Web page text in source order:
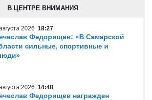
В ЦЕНТРЕ ВНИМАНИЯ
2026 18:27
Федорищев: «В Самарской
сильные, спортивные и
2026 14:48
Федорищев награжден